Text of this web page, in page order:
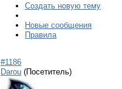
Создать новую тему
Новые сообщения
Правила
#1186
Darou (Посетитель)